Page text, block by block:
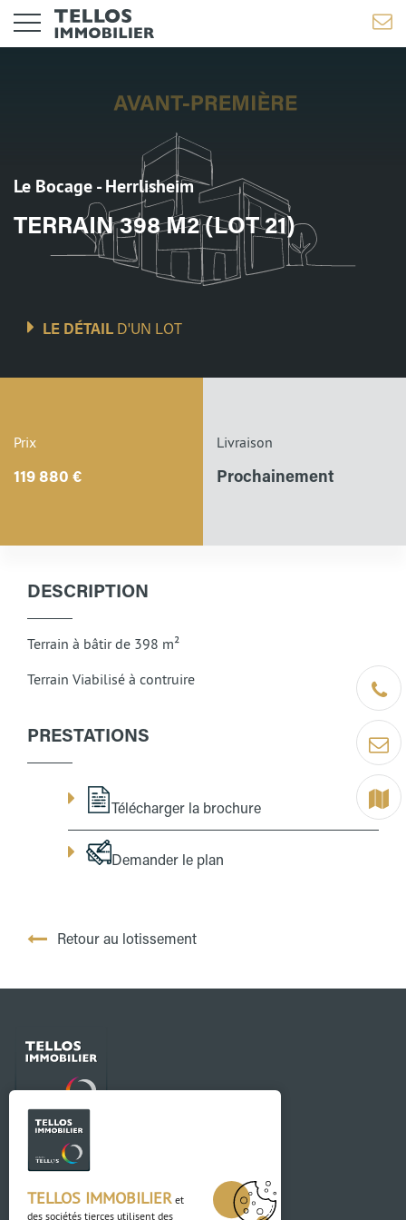
Être
Contact
Terrain
Le Bocage - Herrlisheim
TERRAIN 398 M2 (LOT 21)
LE DÉTAIL D'UN LOT
Prix
119 880 €
Livraison
Prochainement
DESCRIPTION
Terrain à bâtir de 398 m²
Terrain Viabilisé à contruire
PRESTATIONS
Télécharger la brochure
Demander le plan
Retour au lotissement
Contact
TELLOS IMMOBILIER et
des sociétés tierces utilisent des